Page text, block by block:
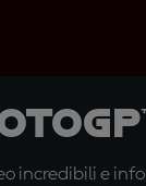
incredibili e